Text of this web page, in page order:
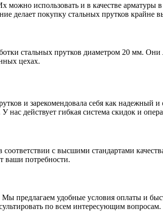
использовать и в качестве арматуры
делает покупку стальных прутков крайне
стальных прутков диаметром 20 мм. Они
цехах.
и зарекомендовала себя как
действует гибкая система скидок и
с высшими стандартами
ваши потребности.
Мы предлагаем удобные условия оплаты и
по всем интересующим вопросам.